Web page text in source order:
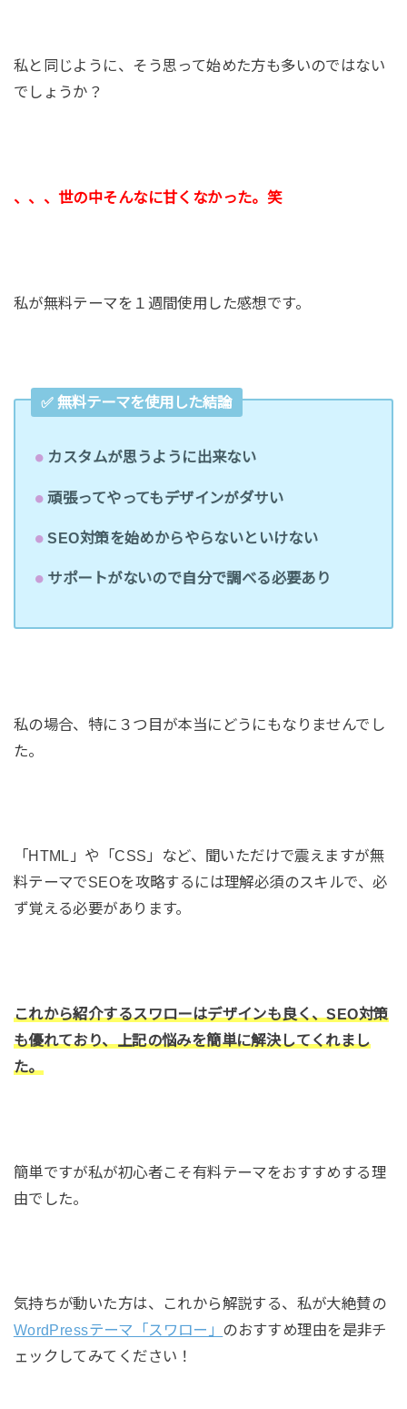
私と同じように、そう思って始めた方も多いのではない
でしょうか？
、、、世の中そんなに甘くなかった。笑
私が無料テーマを１週間使用した感想です。
✅ 無料テーマを使用した結論
カスタムが思うように出来ない
頑張ってやってもデザインがダサい
SEO対策を始めからやらないといけない
サポートがないので自分で調べる必要あり
私の場合、特に３つ目が本当にどうにもなりませんでし
た。
「HTML」や「CSS」など、聞いただけで震えますが無
料テーマでSEOを攻略するには理解必須のスキルで、必
ず覚える必要があります。
これから紹介するスワローはデザインも良く、SEO対策
も優れており、上記の悩みを簡単に解決してくれまし
た。
簡単ですが私が初心者こそ有料テーマをおすすめする理
由でした。
気持ちが動いた方は、これから解説する、私が大絶賛の
WordPressテーマ「スワロー」 のおすすめ理由を是非チ
ェックしてみてください！